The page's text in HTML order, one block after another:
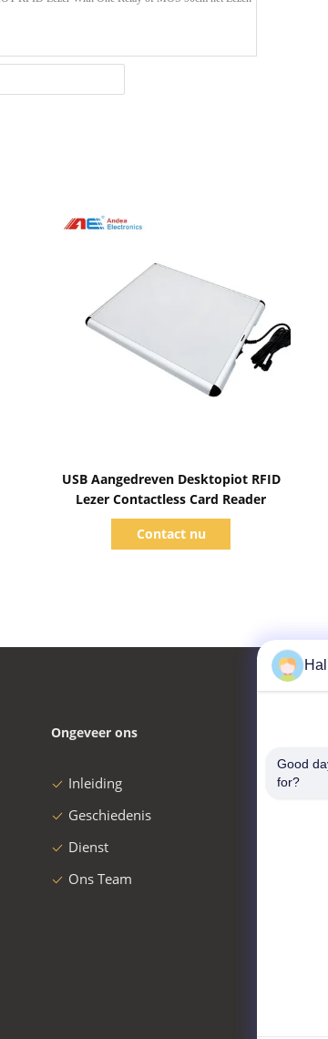
USB Aangedreven Desktopiot RFID
Lezer Contactless Card Reader
Contact nu
Ongeveer ons
Inleiding
Geschiedenis
Dienst
Ons Team
Good
for?